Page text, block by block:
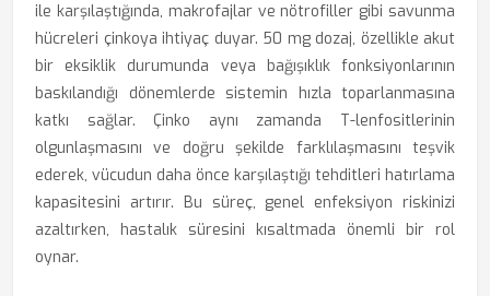
ile karşılaştığında, makrofajlar ve nötrofiller gibi savunma
hücreleri çinkoya ihtiyaç duyar. 50 mg dozaj, özellikle akut
bir eksiklik durumunda veya bağışıklık fonksiyonlarının
baskılandığı dönemlerde sistemin hızla toparlanmasına
katkı sağlar. Çinko aynı zamanda T-lenfositlerinin
olgunlaşmasını ve doğru şekilde farklılaşmasını teşvik
ederek, vücudun daha önce karşılaştığı tehditleri hatırlama
kapasitesini artırır. Bu süreç, genel enfeksiyon riskinizi
azaltırken, hastalık süresini kısaltmada önemli bir rol
oynar.